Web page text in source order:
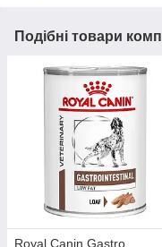
Подібні товари
Royal Canin Gastro